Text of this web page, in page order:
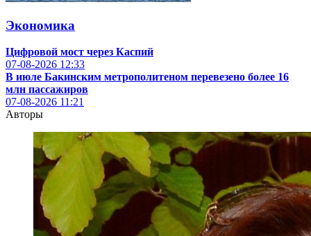
Экономика
Цифровой мост через Каспий
07-08-2026 12:33
В июле Бакинским метрополитеном перевезено более 16
млн пассажиров
07-08-2026 11:21
Авторы